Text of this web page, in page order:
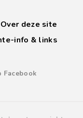
Over deze site
info & links
Facebook